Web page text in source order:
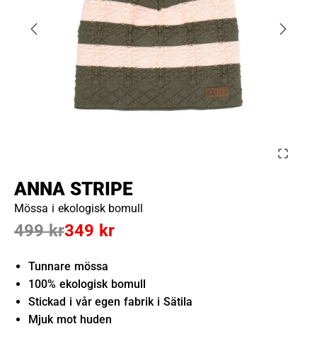
ANNA STRIPE
Mössa i ekologisk bomull
349 kr
499 kr
Tunnare mössa
100% ekologisk bomull
Stickad i vår egen fabrik i Sätila
Mjuk mot huden